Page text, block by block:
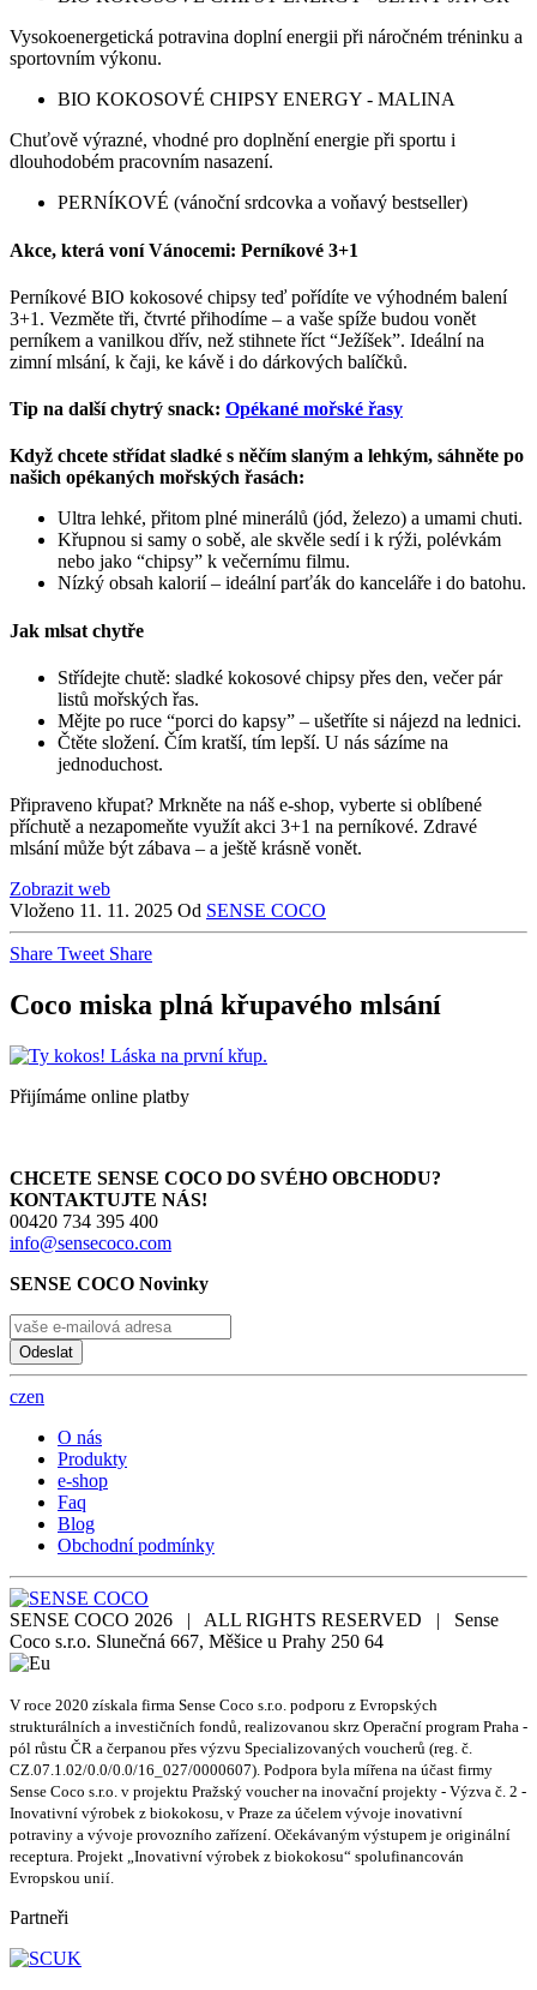
Vysokoenergetická potravina doplní energii při náročném tréninku a
sportovním výkonu.
BIO KOKOSOVÉ CHIPSY ENERGY - MALINA
Chuťově výrazné, vhodné pro doplnění energie při sportu i
dlouhodobém pracovním nasazení.
PERNÍKOVÉ (vánoční srdcovka a voňavý bestseller)
Akce, která voní Vánocemi: Perníkové 3+1
Perníkové BIO kokosové chipsy teď pořídíte ve výhodném balení
3+1. Vezměte tři, čtvrté přihodíme – a vaše spíže budou vonět
perníkem a vanilkou dřív, než stihnete říct “Ježíšek”. Ideální na
zimní mlsání, k čaji, ke kávě i do dárkových balíčků.
Tip na další chytrý snack: Opékané mořské řasy
Když chcete střídat sladké s něčím slaným a lehkým, sáhněte po
našich opékaných mořských řasách:
Ultra lehké, přitom plné minerálů (jód, železo) a umami chuti.
Křupnou si samy o sobě, ale skvěle sedí i k rýži, polévkám
nebo jako “chipsy” k večernímu filmu.
Nízký obsah kalorií – ideální parťák do kanceláře i do batohu.
Jak mlsat chytře
Střídejte chutě: sladké kokosové chipsy přes den, večer pár
listů mořských řas.
Mějte po ruce “porci do kapsy” – ušetříte si nájezd na lednici.
Čtěte složení. Čím kratší, tím lepší. U nás sázíme na
jednoduchost.
Připraveno křupat? Mrkněte na náš e‑shop, vyberte si oblíbené
příchutě a nezapomeňte využít akci 3+1 na perníkové. Zdravé
mlsání může být zábava – a ještě krásně vonět.
Zobrazit web
Vloženo 11. 11. 2025 Od SENSE COCO
Share Tweet Share
Coco miska plná křupavého mlsání
Přijímáme online platby
CHCETE SENSE COCO DO SVÉHO OBCHODU?
KONTAKTUJTE NÁS!
00420 734 395 400
info@sensecoco.com
SENSE COCO Novinky
Odeslat
czen
O nás
Produkty
e-shop
Faq
Blog
Obchodní podmínky
SENSE COCO 2026 | ALL RIGHTS RESERVED | Sense
Coco s.r.o. Slunečná 667, Měšice u Prahy 250 64
V roce 2020 získala firma Sense Coco s.r.o. podporu z Evropských
strukturálních a investičních fondů, realizovanou skrz Operační program Praha -
pól růstu ČR a čerpanou přes výzvu Specializovaných voucherů (reg. č.
CZ.07.1.02/0.0/0.0/16_027/0000607). Podpora byla mířena na účast firmy
Sense Coco s.r.o. v projektu Pražský voucher na inovační projekty - Výzva č. 2 -
Inovativní výrobek z biokokosu, v Praze za účelem vývoje inovativní
potraviny a vývoje provozního zařízení. Očekávaným výstupem je originální
receptura. Projekt „Inovativní výrobek z biokokosu“ spolufinancován
Evropskou unií.
Partneři